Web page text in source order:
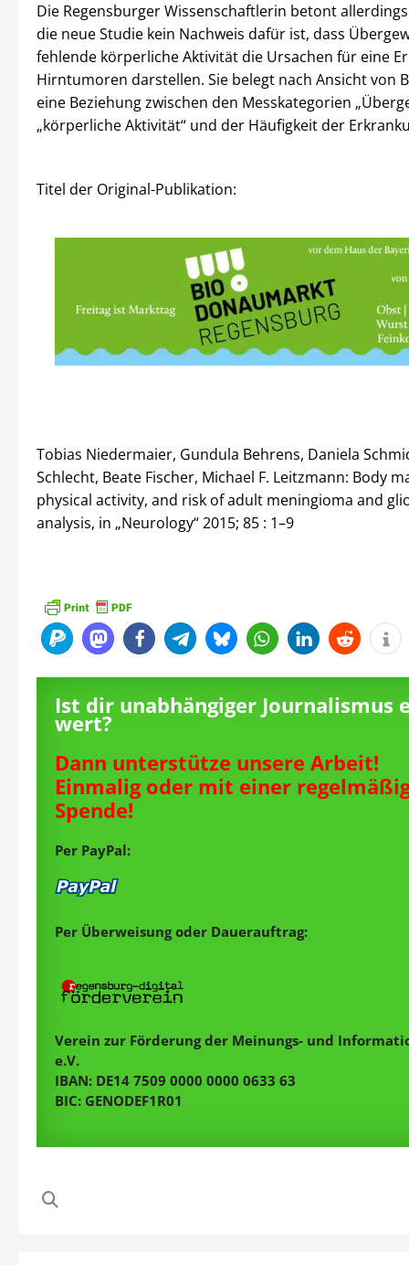
Die Regensburger Wissenschaftlerin betont
die neue Studie kein Nachweis dafür ist, dass
fehlende körperliche Aktivität die Ursachen für eine
Hirntumoren darstellen. Sie belegt nach Ansicht von
eine Beziehung zwischen den Messkategorien
„körperliche Aktivität“ und der Häufigkeit der
Titel der Original-Publikation:
Tobias Niedermaier, Gundula Behrens, Daniela
Schlecht, Beate Fischer, Michael F. Leitzmann: Body
physical activity, and risk of adult meningioma and
analysis, in „Neurology“ 2015; 85 : 1–9
Ist dir unabhängiger Journalismus
wert?
Dann unterstütze unsere Arbeit!
Einmalig oder mit einer
Spende!
Per PayPal:
Per Überweisung oder Dauerauftrag:
Verein zur Förderung der Meinungs- und
e.V.
IBAN: DE14 7509 0000 0000 0633 63
BIC: GENODEF1R01